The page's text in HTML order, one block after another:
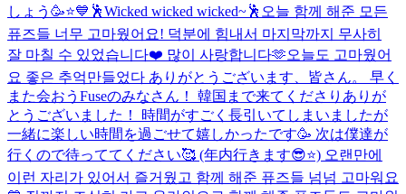
しょう🥳⭐️💙 🕺Wicked wicked wicked~🕺 오늘 함께 해준 모든
퓨즈들 너무 고마웠어요! 덕분에 힘내서 마지막까지 무사히
잘 마칠 수 있었습니다❤️ 많이 사랑합니다🫶오늘도 고마웠어
요 좋은 추억만들었다 ありがとうございます、皆さん。 早く
また会おう Fuseのみなさん！ 韓国まで来てくださりありが
とうございました！ 時間がすごく長引いてしまいましたが
一緒に楽しい時間を過ごせて嬉しかったです🥳 次は僕達が
行くので待っててください🥰 (年内行きます😎⭐️) 오랜만에
이런 자리가 있어서 즐거웠고 함께 해준 퓨즈들 넘넘 고마워요